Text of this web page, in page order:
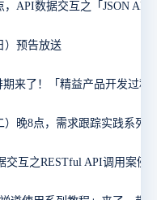
）预告放送